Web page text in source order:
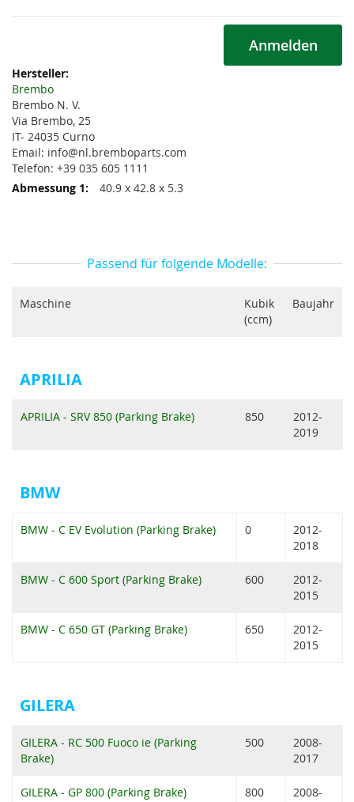
Anmelden
Weitere
Informationen
Brembo
Brembo N. V.
Via Brembo, 25
IT- 24035 Curno
Email: info@nl.bremboparts.com
Telefon: +39 035 605 1111
40.9 x 42.8 x 5.3
Passend für folgende Modelle:
Maschine
Kubik
(ccm)
Baujahr
APRILIA
APRILIA - SRV 850 (Parking Brake) 850
2012-
2019
BMW
BMW - C EV Evolution (Parking Brake) 0
2012-
2018
BMW - C 600 Sport (Parking Brake) 600
2012-
2015
BMW - C 650 GT (Parking Brake) 650
2012-
2015
GILERA
GILERA - RC 500 Fuoco ie (Parking
Brake)
500
2008-
2017
GILERA - GP 800 (Parking Brake) 800
2008-